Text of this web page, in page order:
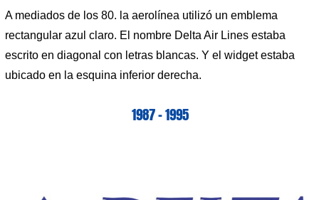
A mediados de los 80. la aerolínea utilizó un emblema
rectangular azul claro. El nombre Delta Air Lines estaba
escrito en diagonal con letras blancas. Y el widget estaba
ubicado en la esquina inferior derecha.
1987 – 1995